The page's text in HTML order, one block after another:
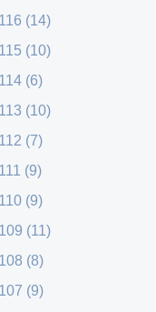
(14)
(10)
(6)
(10)
(7)
(9)
(9)
(11)
(8)
(9)